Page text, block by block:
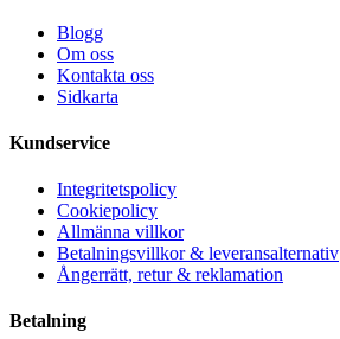
Blogg
Om oss
Kontakta oss
Sidkarta
Kundservice
Integritetspolicy
Cookiepolicy
Allmänna villkor
Betalningsvillkor & leveransalternativ
Ångerrätt, retur & reklamation
Betalning